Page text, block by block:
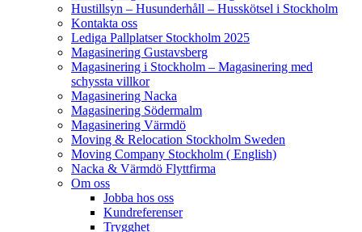
Hustillsyn – Husunderhåll – Husskötsel i Stockholm
Kontakta oss
Lediga Pallplatser Stockholm 2025
Magasinering Gustavsberg
Magasinering i Stockholm – Magasinering med
schyssta villkor
Magasinering Nacka
Magasinering Södermalm
Magasinering Värmdö
Moving & Relocation Stockholm Sweden
Moving Company Stockholm ( English)
Nacka & Värmdö Flyttfirma
Om oss
Jobba hos oss
Kundreferenser
Trygghet